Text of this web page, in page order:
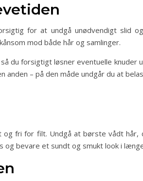
for at undgå unødvendigt slid
mod både hår og samlinger.
du forsigtigt løsner eventuelle knuder
anden – på den måde undgår du at
fri for filt. Undgå at børste vådt
og bevare et sundt og smukt look i